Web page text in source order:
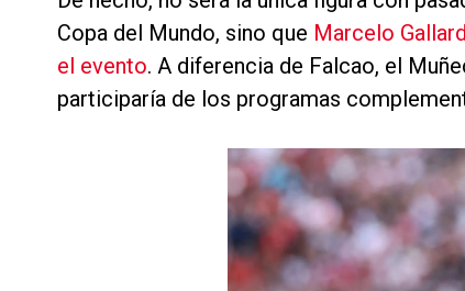
Copa del Mundo, sino que Marcelo
el evento. A diferencia de Falcao, el
participaría de los programas